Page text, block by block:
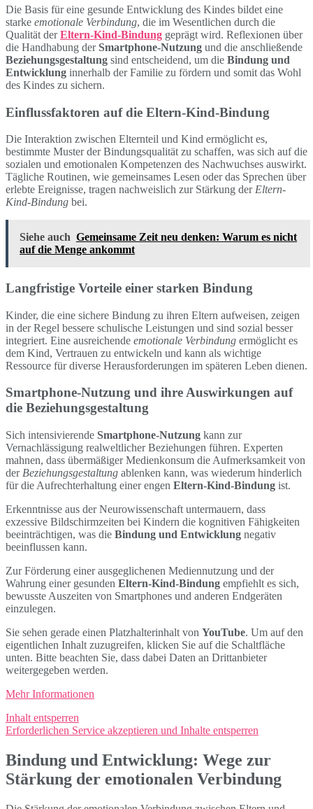
Die Basis für eine gesunde Entwicklung des Kindes bildet eine
starke emotionale Verbindung, die im Wesentlichen durch die
Qualität derEltern-Kind-Bindung geprägt wird. Reflexionen über
die Handhabung derSmartphone-Nutzung und die anschließende
Beziehungsgestaltung sind entscheidend, um die Bindung und
Entwicklung innerhalb der Familie zu fördern und somit das Wohl
des Kindes zu sichern.
Einflussfaktoren auf die Eltern-Kind-Bindung
Die Interaktion zwischen Elternteil und Kind ermöglicht es,
bestimmte Muster der Bindungsqualität zu schaffen, was sich auf die
sozialen und emotionalen Kompetenzen des Nachwuchses auswirkt.
Tägliche Routinen, wie gemeinsames Lesen oder das Sprechen über
erlebte Ereignisse, tragen nachweislich zur Stärkung der Eltern-
Kind-Bindung bei.
Siehe auch Gemeinsame Zeit neu denken: Warum es nicht
auf die Menge ankommt
Langfristige Vorteile einer starken Bindung
Kinder, die eine sichere Bindung zu ihren Eltern aufweisen, zeigen
in der Regel bessere schulische Leistungen und sind sozial besser
integriert. Eine ausreichende emotionale Verbindung ermöglicht es
dem Kind, Vertrauen zu entwickeln und kann als wichtige
Ressource für diverse Herausforderungen im späteren Leben dienen.
Smartphone-Nutzung und ihre Auswirkungen auf
die Beziehungsgestaltung
Sich intensivierende Smartphone-Nutzung kann zur
Vernachlässigung realweltlicher Beziehungen führen. Experten
mahnen, dass übermäßiger Medienkonsum die Aufmerksamkeit von
der Beziehungsgestaltung ablenken kann, was wiederum hinderlich
für die Aufrechterhaltung einer engen Eltern-Kind-Bindung ist.
Erkenntnisse aus der Neurowissenschaft untermauern, dass
exzessive Bildschirmzeiten bei Kindern die kognitiven Fähigkeiten
beeinträchtigen, was die Bindung und Entwicklung negativ
beeinflussen kann.
Zur Förderung einer ausgeglichenen Mediennutzung und der
Wahrung einer gesunden Eltern-Kind-Bindung empfiehlt es sich,
bewusste Auszeiten von Smartphones und anderen Endgeräten
einzulegen.
Sie sehen gerade einen Platzhalterinhalt von YouTube. Um auf den
eigentlichen Inhalt zuzugreifen, klicken Sie auf die Schaltfläche
unten. Bitte beachten Sie, dass dabei Daten an Drittanbieter
weitergegeben werden.
Mehr Informationen
Inhalt entsperren
Erforderlichen Service akzeptieren und Inhalte entsperren
Bindung und Entwicklung: Wege zur
Stärkung der emotionalen Verbindung